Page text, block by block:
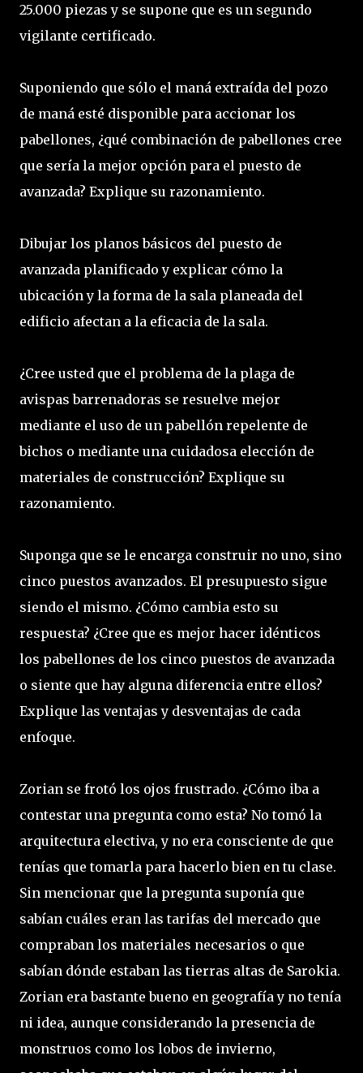
25.000 piezas y se supone que es un segundo
vigilante certificado.
Suponiendo que sólo el maná extraída del pozo
de maná esté disponible para accionar los
pabellones, ¿qué combinación de pabellones cree
que sería la mejor opción para el puesto de
avanzada? Explique su razonamiento.
Dibujar los planos básicos del puesto de
avanzada planificado y explicar cómo la
ubicación y la forma de la sala planeada del
edificio afectan a la eficacia de la sala.
¿Cree usted que el problema de la plaga de
avispas barrenadoras se resuelve mejor
mediante el uso de un pabellón repelente de
bichos o mediante una cuidadosa elección de
materiales de construcción? Explique su
razonamiento.
Suponga que se le encarga construir no uno, sino
cinco puestos avanzados. El presupuesto sigue
siendo el mismo. ¿Cómo cambia esto su
respuesta? ¿Cree que es mejor hacer idénticos
los pabellones de los cinco puestos de avanzada
o siente que hay alguna diferencia entre ellos?
Explique las ventajas y desventajas de cada
enfoque.
Zorian se frotó los ojos frustrado. ¿Cómo iba a
contestar una pregunta como esta? No tomó la
arquitectura electiva, y no era consciente de que
tenías que tomarla para hacerlo bien en tu clase.
Sin mencionar que la pregunta suponía que
sabían cuáles eran las tarifas del mercado que
compraban los materiales necesarios o que
sabían dónde estaban las tierras altas de Sarokia.
Zorian era bastante bueno en geografía y no tenía
ni idea, aunque considerando la presencia de
monstruos como los lobos de invierno,